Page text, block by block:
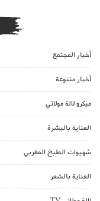
أخبار المجتمع
أخبار متنوعة
ميكرو لالة مولاتي
العناية بالبشرة
شهيوات الطبخ المغربي
العناية بالشعر